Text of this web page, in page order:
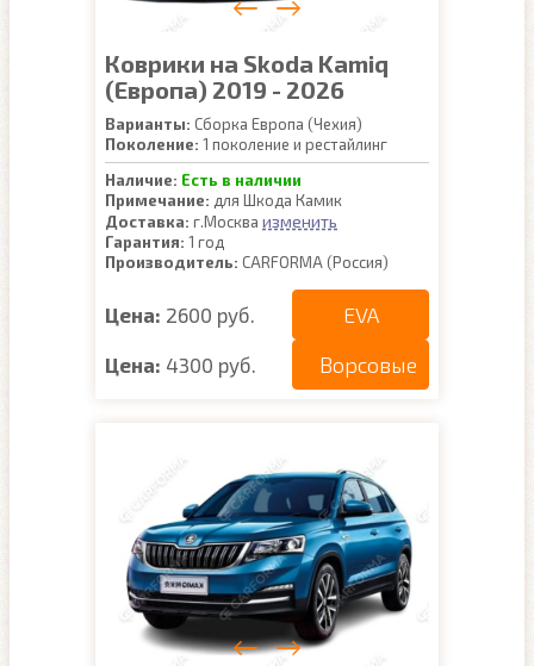
Коврики на Skoda Kamiq
(Европа) 2019 - 2026
Варианты: Сборка Европа (Чехия)
Поколение: 1 поколение и рестайлинг
Наличие: Есть в наличии
Примечание: для Шкода Камик
Доставка: г.Москва изменить
Гарантия: 1 год
Производитель: CARFORMA (Россия)
Цена: 2600 руб. EVA
Цена: 4300 руб. Ворсовые